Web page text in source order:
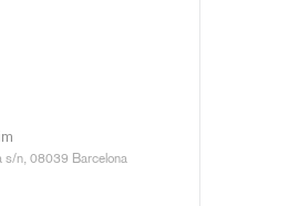
s/n, 08039 Barcelona